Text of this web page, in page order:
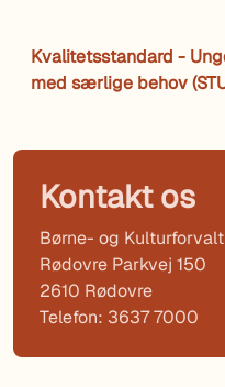
Kvalitetsstandard -
med særlige behov
Kontakt os
Børne- og
Rødovre Parkvej 150
2610 Rødovre
Telefon: 3637 7000